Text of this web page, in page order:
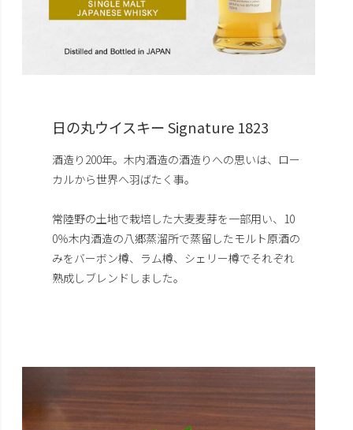
日の丸ウイスキー Signature 1823
酒造り200年。木内酒造の酒造りへの思いは、ロー
カルから世界へ羽ばたく事。
常陸野の土地で栽培した大麦麦芽を一部用い、10
0％木内酒造の八郷蒸溜所で蒸留したモルト原酒の
みをバーボン樽、ラム樽、シェリー樽でそれぞれ
熟成しブレンドしました。